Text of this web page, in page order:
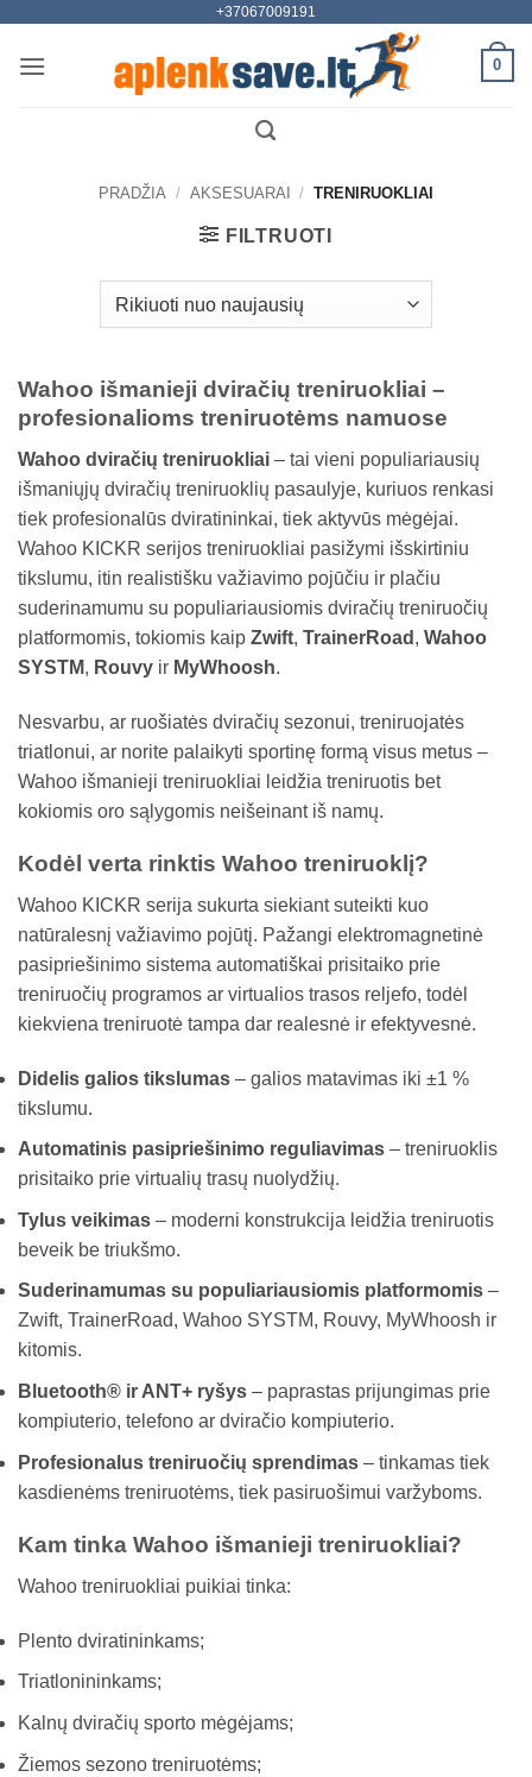
content
+37067009191
0
PRADŽIA / AKSESUARAI / TRENIRUOKLIAI
FILTRUOTI
Wahoo išmanieji dviračių treniruokliai –
profesionalioms treniruotėms namuose
Wahoo dviračių treniruokliai – tai vieni populiariausių
išmaniųjų dviračių treniruoklių pasaulyje, kuriuos renkasi
tiek profesionalūs dviratininkai, tiek aktyvūs mėgėjai.
Wahoo KICKR serijos treniruokliai pasižymi išskirtiniu
tikslumu, itin realistišku važiavimo pojūčiu ir plačiu
suderinamumu su populiariausiomis dviračių treniruočių
platformomis, tokiomis kaip Zwift, TrainerRoad , Wahoo
SYSTM, Rouvy ir MyWhoosh.
Nesvarbu, ar ruošiatės dviračių sezonui, treniruojatės
triatlonui, ar norite palaikyti sportinę formą visus metus –
Wahoo išmanieji treniruokliai leidžia treniruotis bet
kokiomis oro sąlygomis neišeinant iš namų.
Kodėl verta rinktis Wahoo treniruoklį?
Wahoo KICKR serija sukurta siekiant suteikti kuo
natūralesnį važiavimo pojūtį. Pažangi elektromagnetinė
pasipriešinimo sistema automatiškai prisitaiko prie
treniruočių programos ar virtualios trasos reljefo, todėl
kiekviena treniruotė tampa dar realesnė ir efektyvesnė.
Didelis galios tikslumas – galios matavimas iki ±1 %
tikslumu.
Automatinis pasipriešinimo reguliavimas – treniruoklis
prisitaiko prie virtualių trasų nuolydžių.
Tylus veikimas – moderni konstrukcija leidžia treniruotis
beveik be triukšmo.
Suderinamumas su populiariausiomis platformomis –
Zwift, TrainerRoad, Wahoo SYSTM, Rouvy, MyWhoosh ir
kitomis.
Bluetooth® ir ANT+ ryšys – paprastas prijungimas prie
kompiuterio, telefono ar dviračio kompiuterio.
Profesionalus treniruočių sprendimas – tinkamas tiek
kasdienėms treniruotėms, tiek pasiruošimui varžyboms.
Kam tinka Wahoo išmanieji treniruokliai?
Wahoo treniruokliai puikiai tinka:
Plento dviratininkams;
Triatlonininkams;
Kalnų dviračių sporto mėgėjams;
Žiemos sezono treniruotėms;